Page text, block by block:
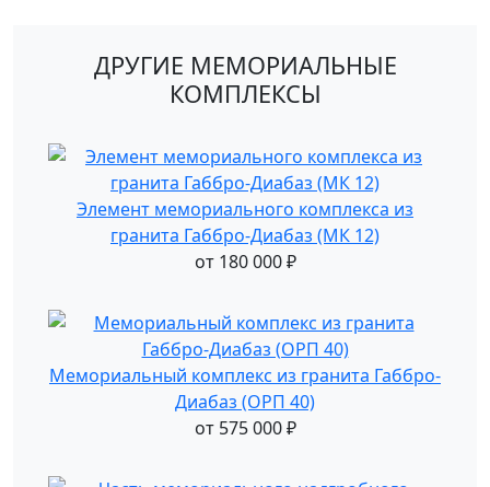
ДРУГИЕ МЕМОРИАЛЬНЫЕ
КОМПЛЕКСЫ
Элемент мемориального комплекса из
гранита Габбро-Диабаз (МК 12)
от 180 000₽
Мемориальный комплекс из гранита Габбро-
Диабаз (ОРП 40)
от 575 000₽